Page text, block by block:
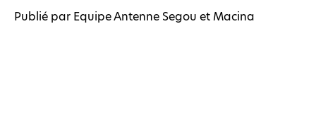
Publié par Equipe Antenne Segou et Macina